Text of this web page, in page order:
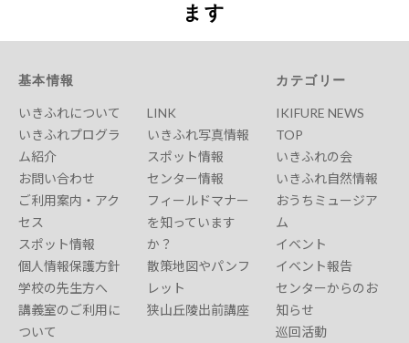
ます
基本情報
いきふれについて
いきふれプログラ
ム紹介
お問い合わせ
ご利用案内・アク
セス
スポット情報
個人情報保護方針
学校の先生方へ
講義室のご利用に
ついて
LINK
いきふれ写真情報
スポット情報
センター情報
フィールドマナー
を知っています
か？
散策地図やパンフ
レット
狭山丘陵出前講座
カテゴリー
IKIFURE NEWS
TOP
いきふれの会
いきふれ自然情報
おうちミュージア
ム
イベント
イベント報告
センターからのお
知らせ
巡回活動